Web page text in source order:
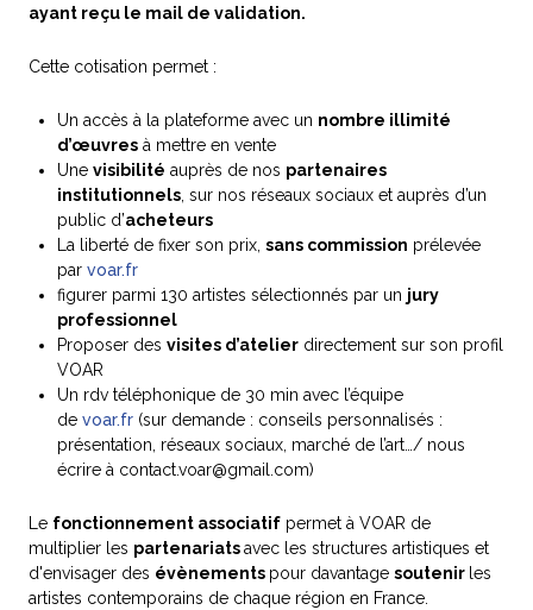
ayant reçu le mail de validation.
Cette cotisation permet :
Un accès à la plateforme avec un nombre illimité
d’œuvres à mettre en vente
Une visibilité auprès de nos partenaires
institutionnels , sur nos réseaux sociaux et auprès d’un
public d’acheteurs
La liberté de fixer son prix, sans commission prélevée
par voar.fr
figurer parmi 130 artistes sélectionnés par un jury
professionnel
Proposer des visites d’atelier directement sur son profil
VOAR
Un rdv téléphonique de 30 min avec l’équipe
de voar.fr (sur demande : conseils personnalisés :
présentation, réseaux sociaux, marché de l’art…/ nous
écrire à contact.voar@gmail.com)
Le fonctionnement associatif permet à VOAR de
multiplier les partenariatsavec les structures artistiques et
d'envisager des évènements pour davantage soutenir les
artistes contemporains de chaque région en France.